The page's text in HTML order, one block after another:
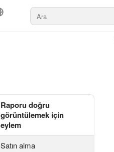
Raporu doğru
görüntülemek için
eylem
Satın alma